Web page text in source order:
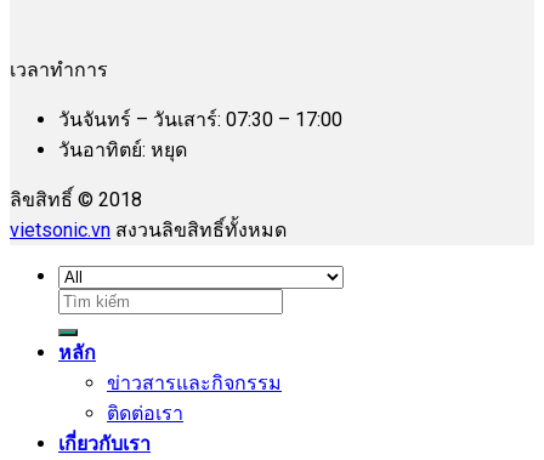
เวลาทำการ
วันจันทร์ – วันเสาร์: 07:30 – 17:00
วันอาทิตย์: หยุด
ลิขสิทธิ์ © 2018
vietsonic.vn สงวนลิขสิทธิ์ทั้งหมด
ค้นหา:
หลัก
ข่าวสารและกิจกรรม
ติดต่อเรา
เกี่ยวกับเรา